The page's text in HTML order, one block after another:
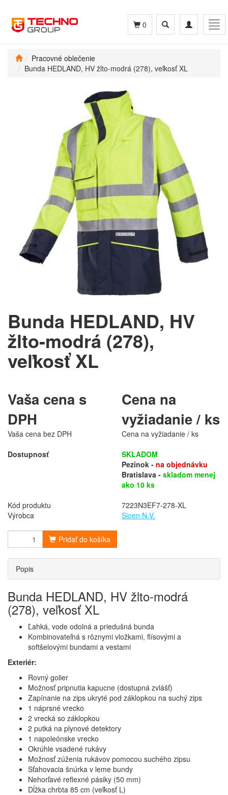
Toggle
navigation
Toggle
search
0
Pracovné oblečenie
Bunda HEDLAND, HV žlto-modrá (278), veľkosť XL
Bunda HEDLAND, HV
žlto-modrá (278),
veľkosť XL
Vaša cena s
DPH
Cena na
vyžiadanie / ks
Vaša cena bez DPH
Cena na vyžiadanie / ks
Dostupnosť
SKLADOM
Pezinok - na objednávku
Bratislava - skladom menej
ako 10 ks
Kód produktu
7223N3EF7-278-XL
Výrobca
Sioen N.V.
Pridať do košíka
Popis
Bunda HEDLAND, HV žlto-modrá
(278), veľkosť XL
Ľahká, vode odolná a priedušná bunda
Kombinovateľná s rôznymi vložkami, flísovými a
softšelovými bundami a vestami
Exteriér:
Rovný golier
Možnosť pripnutia kapucne (dostupná zvlášť)
Zapínanie na zips ukryté pod záklopkou na suchý zips
1 náprsné vrecko
2 vrecká so záklopkou
2 putká na plynové detektory
1 napoleónske vrecko
Okrúhle vsadené rukávy
Možnosť zúženia rukávov pomocou suchého zipsu
Sťahovacia šnúrka v leme bundy
Nehorľavé reflexné pásiky (50 mm)
Dĺžka chrbta 85 cm (veľkosť L)